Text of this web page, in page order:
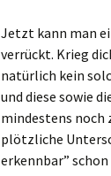
Jetzt kann man
verrückt. Krieg
natürlich kein
und diese sowie
mindestens noch
plötzliche
erkennbar”